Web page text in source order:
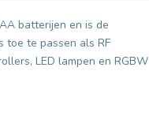
batterijen en is de
toe te passen als RF
LED lampen en RGBW